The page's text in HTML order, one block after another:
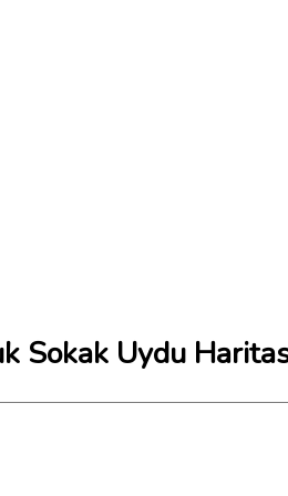
Sokak Uydu